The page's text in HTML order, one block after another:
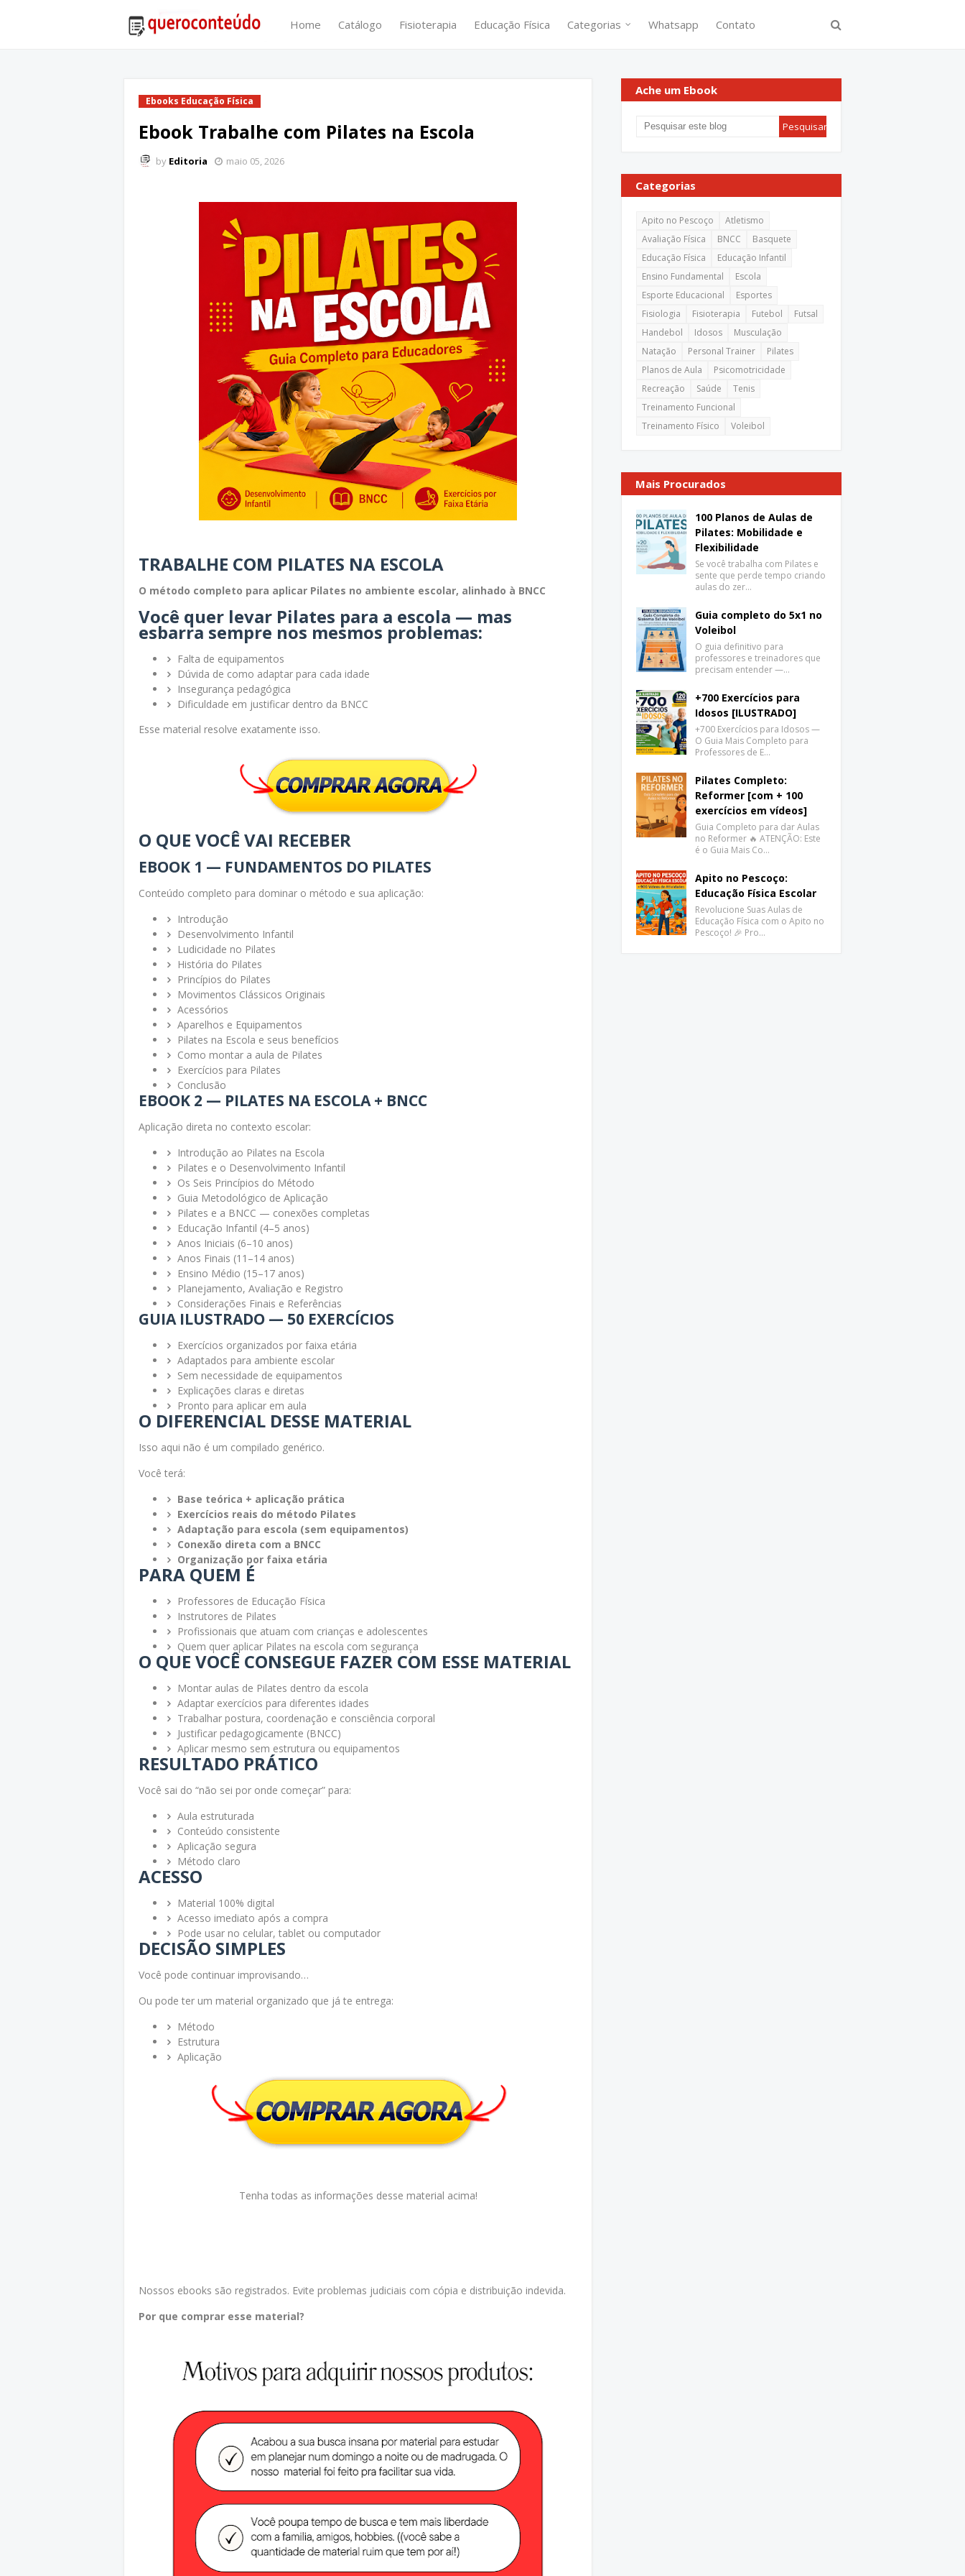
Home Catálogo Fisioterapia Educação Física Categorias Whatsapp Contato
Ebooks Educação Física
Ebook Trabalhe com Pilates na Escola
by Editoria maio 05, 2026
TRABALHE COM PILATES NA ESCOLA
O método completo para aplicar Pilates no ambiente escolar, alinhado à BNCC
Você quer levar Pilates para a escola — mas
esbarra sempre nos mesmos problemas:
Falta de equipamentos
Dúvida de como adaptar para cada idade
Insegurança pedagógica
Dificuldade em justificar dentro da BNCC
Esse material resolve exatamente isso.
O QUE VOCÊ VAI RECEBER
EBOOK 1 — FUNDAMENTOS DO PILATES
Conteúdo completo para dominar o método e sua aplicação:
Introdução
Desenvolvimento Infantil
Ludicidade no Pilates
História do Pilates
Princípios do Pilates
Movimentos Clássicos Originais
Acessórios
Aparelhos e Equipamentos
Pilates na Escola e seus benefícios
Como montar a aula de Pilates
Exercícios para Pilates
Conclusão
EBOOK 2 — PILATES NA ESCOLA + BNCC
Aplicação direta no contexto escolar:
Introdução ao Pilates na Escola
Pilates e o Desenvolvimento Infantil
Os Seis Princípios do Método
Guia Metodológico de Aplicação
Pilates e a BNCC — conexões completas
Educação Infantil (4–5 anos)
Anos Iniciais (6–10 anos)
Anos Finais (11–14 anos)
Ensino Médio (15–17 anos)
Planejamento, Avaliação e Registro
Considerações Finais e Referências
GUIA ILUSTRADO — 50 EXERCÍCIOS
Exercícios organizados por faixa etária
Adaptados para ambiente escolar
Sem necessidade de equipamentos
Explicações claras e diretas
Pronto para aplicar em aula
O DIFERENCIAL DESSE MATERIAL
Isso aqui não é um compilado genérico.
Você terá:
Base teórica + aplicação prática
Exercícios reais do método Pilates
Adaptação para escola (sem equipamentos)
Conexão direta com a BNCC
Organização por faixa etária
PARA QUEM É
Professores de Educação Física
Instrutores de Pilates
Profissionais que atuam com crianças e adolescentes
Quem quer aplicar Pilates na escola com segurança
O QUE VOCÊ CONSEGUE FAZER COM ESSE MATERIAL
Montar aulas de Pilates dentro da escola
Adaptar exercícios para diferentes idades
Trabalhar postura, coordenação e consciência corporal
Justificar pedagogicamente (BNCC)
Aplicar mesmo sem estrutura ou equipamentos
RESULTADO PRÁTICO
Você sai do “não sei por onde começar” para:
Aula estruturada
Conteúdo consistente
Aplicação segura
Método claro
ACESSO
Material 100% digital
Acesso imediato após a compra
Pode usar no celular, tablet ou computador
DECISÃO SIMPLES
Você pode continuar improvisando…
Ou pode ter um material organizado que já te entrega:
Método
Estrutura
Aplicação
Tenha todas as informações desse material acima!
Nossos ebooks são registrados. Evite problemas judiciais com cópia e distribuição indevida.
Por que comprar esse material?
Ache um Ebook
Categorias
Apito no Pescoço
Atletismo
Avaliação Física
BNCC
Basquete
Educação Física
Educação Infantil
Ensino Fundamental
Escola
Esporte Educacional
Esportes
Fisiologia
Fisioterapia Futebol
Futsal
Handebol
Idosos
Musculação
Natação
Personal Trainer
Pilates
Planos de Aula
Psicomotricidade
Recreação
Saúde
Tenis
Treinamento Funcional
Treinamento Físico
Voleibol
Mais Procurados
100 Planos de Aulas de
Pilates: Mobilidade e
Flexibilidade
Se você trabalha com Pilates e
sente que perde tempo criando
aulas do zer…
Guia completo do 5x1 no
Voleibol
O guia definitivo para
professores e treinadores que
precisam entender —…
+700 Exercícios para
Idosos [ILUSTRADO]
+700 Exercícios para Idosos —
O Guia Mais Completo para
Professores de E…
Pilates Completo:
Reformer [com + 100
exercícios em vídeos]
Guia Completo para dar Aulas
no Reformer 🔥 ATENÇÃO: Este
é o Guia Mais Co…
Apito no Pescoço:
Educação Física Escolar
Revolucione Suas Aulas de
Educação Física com o Apito no
Pescoço! 🎉 Pro…